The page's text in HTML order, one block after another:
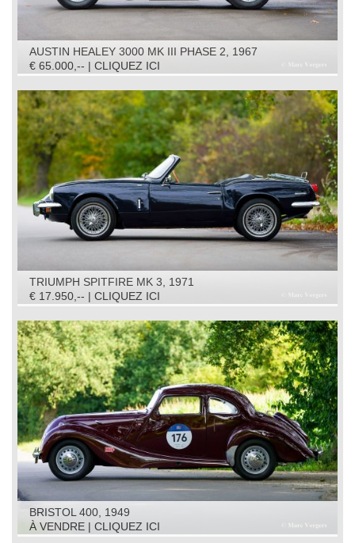
AUSTIN HEALEY 3000 MK III PHASE 2, 1967
€ 65.000,-- | CLIQUEZ ICI
TRIUMPH SPITFIRE MK 3, 1971
€ 17.950,-- | CLIQUEZ ICI
BRISTOL 400, 1949
À VENDRE | CLIQUEZ ICI